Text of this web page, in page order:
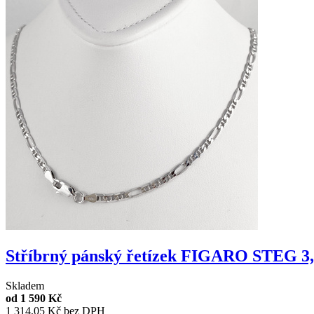
Stříbrný pánský řetízek FIGARO STEG
Skladem
od 1 590 Kč
1 314,05 Kč bez DPH